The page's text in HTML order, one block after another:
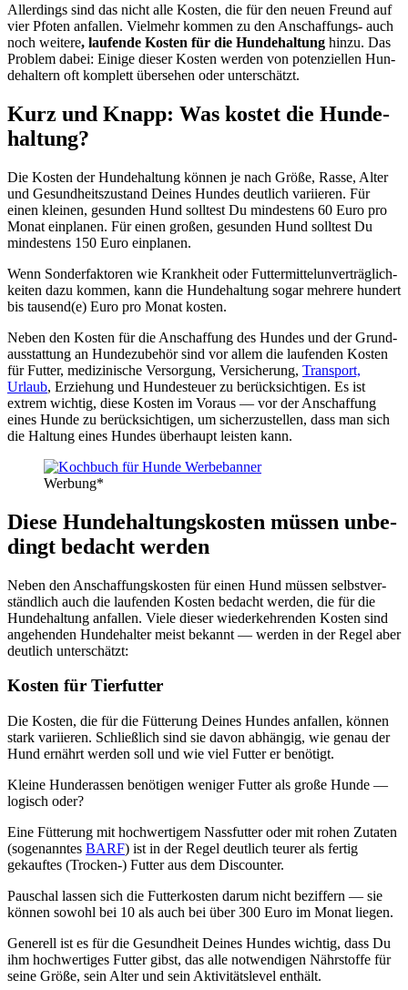
Aller­dings sind das nicht alle Kos­ten, die für den neu­en Freund auf
vier Pfo­ten anfal­len. Viel­mehr kom­men zu den Anschaf­fungs- auch
noch wei­te­re, lau­fen­de Kos­ten für die Hun­de­hal­tung hin­zu. Das
Pro­blem dabei: Eini­ge die­ser Kos­ten wer­den von poten­zi­el­len Hun­
de­hal­tern oft kom­plett über­se­hen oder unter­schätzt.
Kurz und Knapp: Was kos­tet die Hun­de­
hal­tung?
Die Kos­ten der Hun­de­hal­tung kön­nen je nach Grö­ße, Ras­se, Alter
und Gesund­heits­zu­stand Dei­nes Hun­des deut­lich vari­ie­ren. Für
einen klei­nen, gesun­den Hund soll­test Du min­des­tens 60 Euro pro
Monat ein­pla­nen. Für einen gro­ßen, gesun­den Hund soll­test Du
min­des­tens 150 Euro ein­pla­nen.
Wenn Son­der­fak­to­ren wie Krank­heit oder Fut­ter­mit­tel­un­ver­träg­lich­
kei­ten dazu kom­men, kann die Hun­de­hal­tung sogar meh­re­re hun­dert
bis tausend(e) Euro pro Monat kos­ten.
Neben den Kos­ten für die Anschaf­fung des Hun­des und der Grund­
aus­stat­tung an Hun­de­zu­be­hör sind vor allem die lau­fen­den Kos­ten
für Fut­ter, medi­zi­ni­sche Ver­sor­gung, Ver­si­che­rung, Trans­port,
Urlaub, Erzie­hung und Hun­de­steu­er zu berück­sich­ti­gen. Es ist
extrem wich­tig, die­se Kos­ten im Vor­aus — vor der Anschaf­fung
eines Hun­de zu berück­sich­ti­gen, um sicher­zu­stel­len, dass man sich
die Hal­tung eines Hun­des über­haupt leis­ten kann.
Wer­bung*
Die­se Hun­de­hal­tungs­kos­ten müs­sen unbe­
dingt bedacht wer­den
Neben den Anschaf­fungs­kos­ten für einen Hund müs­sen selbst­ver­
ständ­lich auch die lau­fen­den Kos­ten bedacht wer­den, die für die
Hun­de­hal­tung anfal­len. Vie­le die­ser wie­der­keh­ren­den Kos­ten sind
ange­hen­den Hun­de­hal­ter meist bekannt — wer­den in der Regel aber
deut­lich unter­schätzt:
Kos­ten für Tier­fut­ter
Die Kos­ten, die für die Füt­te­rung Dei­nes Hun­des anfal­len, kön­nen
stark vari­ie­ren. Schließ­lich sind sie davon abhän­gig, wie genau der
Hund ernährt wer­den soll und wie viel Fut­ter er benö­tigt.
Klei­ne Hun­de­ras­sen benö­ti­gen weni­ger Fut­ter als gro­ße Hun­de —
logisch oder?
Eine Füt­te­rung mit hoch­wer­ti­gem Nass­fut­ter oder mit rohen Zuta­ten
(soge­nann­tes BARF) ist in der Regel deut­lich teu­rer als fer­tig
gekauf­tes (Tro­cken-) Fut­ter aus dem Dis­coun­ter.
Pau­schal las­sen sich die Fut­ter­kos­ten dar­um nicht bezif­fern — sie
kön­nen sowohl bei 10 als auch bei über 300 Euro im Monat lie­gen.
Gene­rell ist es für die Gesund­heit Dei­nes Hun­des wich­tig, dass Du
ihm hoch­wer­ti­ges Fut­ter gibst, das alle not­wen­di­gen Nähr­stof­fe für
sei­ne Grö­ße, sein Alter und sein Akti­vi­täts­le­vel ent­hält.